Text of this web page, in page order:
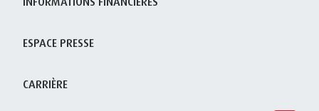
ESPACE PRESSE
CARRIÈRE